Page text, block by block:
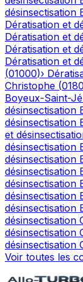
désinsectisation
Dératisation et
Dératisation et
Dératisation et
Dératisation et
(01000)›
Christophe (
Boyeux-Saint-
désinsectisation
désinsectisation
et
désinsectisation
désinsectisation
désinsectisation
désinsectisation
désinsectisation
désinsectisation
désinsectisation
désinsectisation
désinsectisation
Voir toutes les